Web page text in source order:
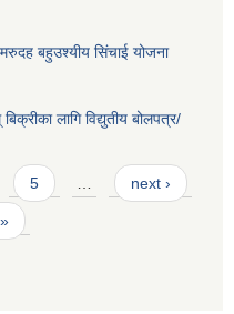
बहुउश्यीय सिंचाई योजना
लागि विद्युतीय बोलपत्र/
5 … next ›